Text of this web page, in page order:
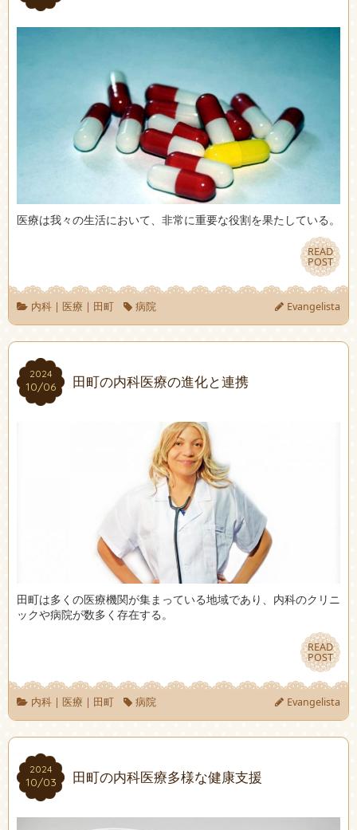
医療は我々の生活において、非常に重要な役割を果たしている。
READ
POST
READ
POST
内科| 医療 | 田町 病院 Evangelista
2024
10/06
2024
10/06 田町の内科医療の進化と連携
田町は多くの医療機関が集まっている地域であり、内科のクリニ
ックや病院が数多く存在する。
READ
POST
READ
POST
内科| 医療 | 田町 病院 Evangelista
2024
10/03
2024
10/03 田町の内科医療多様な健康支援